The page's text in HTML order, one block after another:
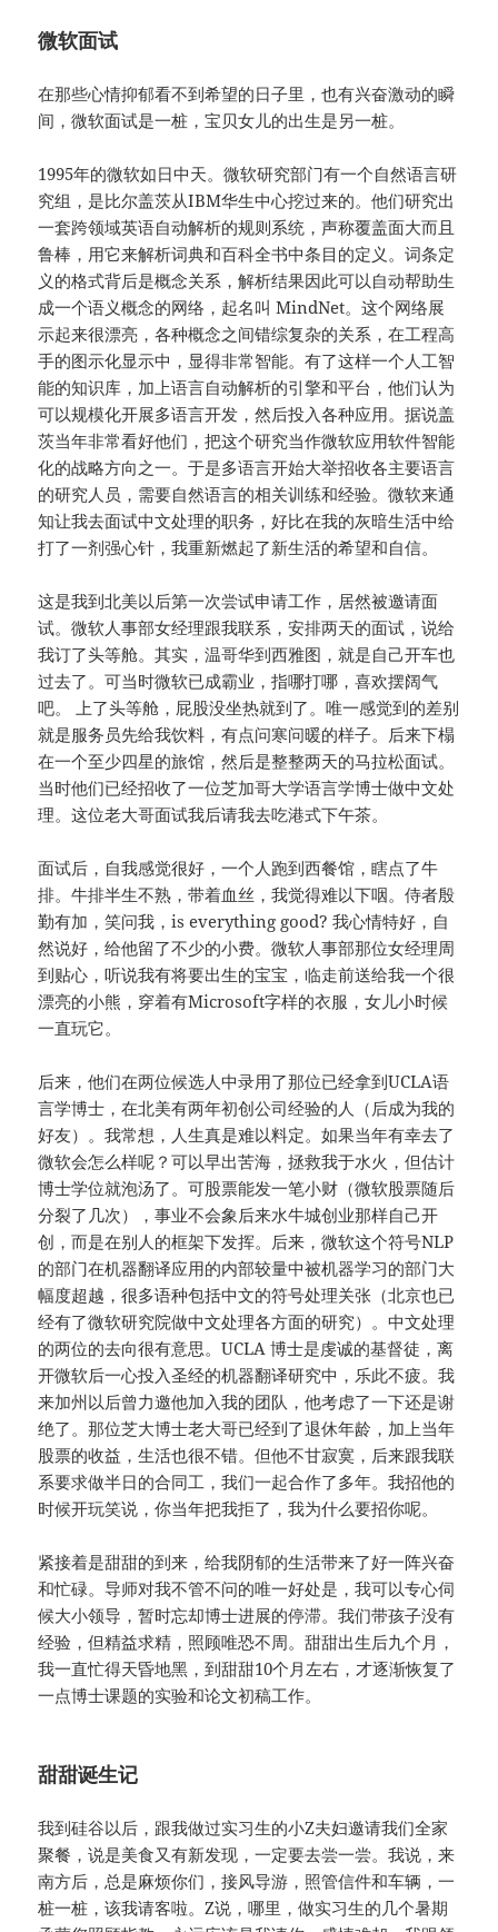
微软面试
在那些心情抑郁看不到希望的日子里，也有兴奋激动的瞬
间，微软面试是一桩，宝贝女儿的出生是另一桩。
1995年的微软如日中天。微软研究部门有一个自然语言研
究组，是比尔盖茨从IBM华生中心挖过来的。他们研究出
一套跨领域英语自动解析的规则系统，声称覆盖面大而且
鲁棒，用它来解析词典和百科全书中条目的定义。词条定
义的格式背后是概念关系，解析结果因此可以自动帮助生
成一个语义概念的网络，起名叫 MindNet。这个网络展
示起来很漂亮，各种概念之间错综复杂的关系，在工程高
手的图示化显示中，显得非常智能。有了这样一个人工智
能的知识库，加上语言自动解析的引擎和平台，他们认为
可以规模化开展多语言开发，然后投入各种应用。据说盖
茨当年非常看好他们，把这个研究当作微软应用软件智能
化的战略方向之一。于是多语言开始大举招收各主要语言
的研究人员，需要自然语言的相关训练和经验。微软来通
知让我去面试中文处理的职务，好比在我的灰暗生活中给
打了一剂强心针，我重新燃起了新生活的希望和自信。
这是我到北美以后第一次尝试申请工作，居然被邀请面
试。微软人事部女经理跟我联系，安排两天的面试，说给
我订了头等舱。其实，温哥华到西雅图，就是自己开车也
过去了。可当时微软已成霸业，指哪打哪，喜欢摆阔气
吧。 上了头等舱，屁股没坐热就到了。唯一感觉到的差别
就是服务员先给我饮料，有点问寒问暖的样子。后来下榻
在一个至少四星的旅馆，然后是整整两天的马拉松面试。
当时他们已经招收了一位芝加哥大学语言学博士做中文处
理。这位老大哥面试我后请我去吃港式下午茶。
面试后，自我感觉很好，一个人跑到西餐馆，瞎点了牛
排。牛排半生不熟，带着血丝，我觉得难以下咽。侍者殷
勤有加，笑问我，is everything good? 我心情特好，自
然说好，给他留了不少的小费。微软人事部那位女经理周
到贴心，听说我有将要出生的宝宝，临走前送给我一个很
漂亮的小熊，穿着有Microsoft字样的衣服，女儿小时候
一直玩它。
后来，他们在两位候选人中录用了那位已经拿到UCLA语
言学博士，在北美有两年初创公司经验的人（后成为我的
好友）。我常想，人生真是难以料定。如果当年有幸去了
微软会怎么样呢？可以早出苦海，拯救我于水火，但估计
博士学位就泡汤了。可股票能发一笔小财（微软股票随后
分裂了几次），事业不会象后来水牛城创业那样自己开
创，而是在别人的框架下发挥。后来，微软这个符号NLP
的部门在机器翻译应用的内部较量中被机器学习的部门大
幅度超越，很多语种包括中文的符号处理关张（北京也已
经有了微软研究院做中文处理各方面的研究）。中文处理
的两位的去向很有意思。UCLA 博士是虔诚的基督徒，离
开微软后一心投入圣经的机器翻译研究中，乐此不疲。我
来加州以后曾力邀他加入我的团队，他考虑了一下还是谢
绝了。那位芝大博士老大哥已经到了退休年龄，加上当年
股票的收益，生活也很不错。但他不甘寂寞，后来跟我联
系要求做半日的合同工，我们一起合作了多年。我招他的
时候开玩笑说，你当年把我拒了，我为什么要招你呢。
紧接着是甜甜的到来，给我阴郁的生活带来了好一阵兴奋
和忙碌。导师对我不管不问的唯一好处是，我可以专心伺
候大小领导，暂时忘却博士进展的停滞。我们带孩子没有
经验，但精益求精，照顾唯恐不周。甜甜出生后九个月，
我一直忙得天昏地黑，到甜甜10个月左右，才逐渐恢复了
一点博士课题的实验和论文初稿工作。
甜甜诞生记
我到硅谷以后，跟我做过实习生的小Z夫妇邀请我们全家
聚餐，说是美食又有新发现，一定要去尝一尝。我说，来
南方后，总是麻烦你们，接风导游，照管信件和车辆，一
桩一桩，该我请客啦。Z说，哪里，做实习生的几个暑期